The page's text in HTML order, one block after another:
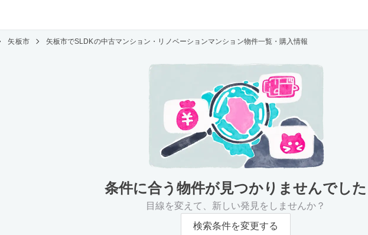
矢板市 矢板市でSLDKの中古マンション・リノベーションマンション物件一覧・購入情報
条件に合う物件が見つかりませんでした
目線を変えて、新しい発見をしませんか？
検索条件を変更する